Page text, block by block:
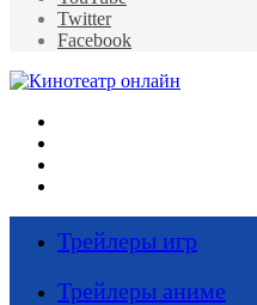
Twitter
Facebook
Трейлеры игр
Трейлеры аниме